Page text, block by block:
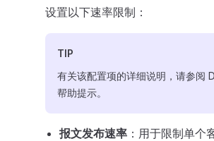
设置以下速率限制：
TIP
有关该配置项的详细说明，请参阅
帮助提示。
报文发布速率 ：用于限制单个